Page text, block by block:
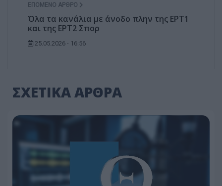
ΕΠΌΜΕΝΟ ΆΡΘΡΟ
Όλα τα κανάλια με άνοδο πλην της ΕΡΤ1
και της ΕΡΤ2 Σπορ
25.05.2026 - 16:56
ΣΧΕΤΙΚΑ ΑΡΘΡΑ